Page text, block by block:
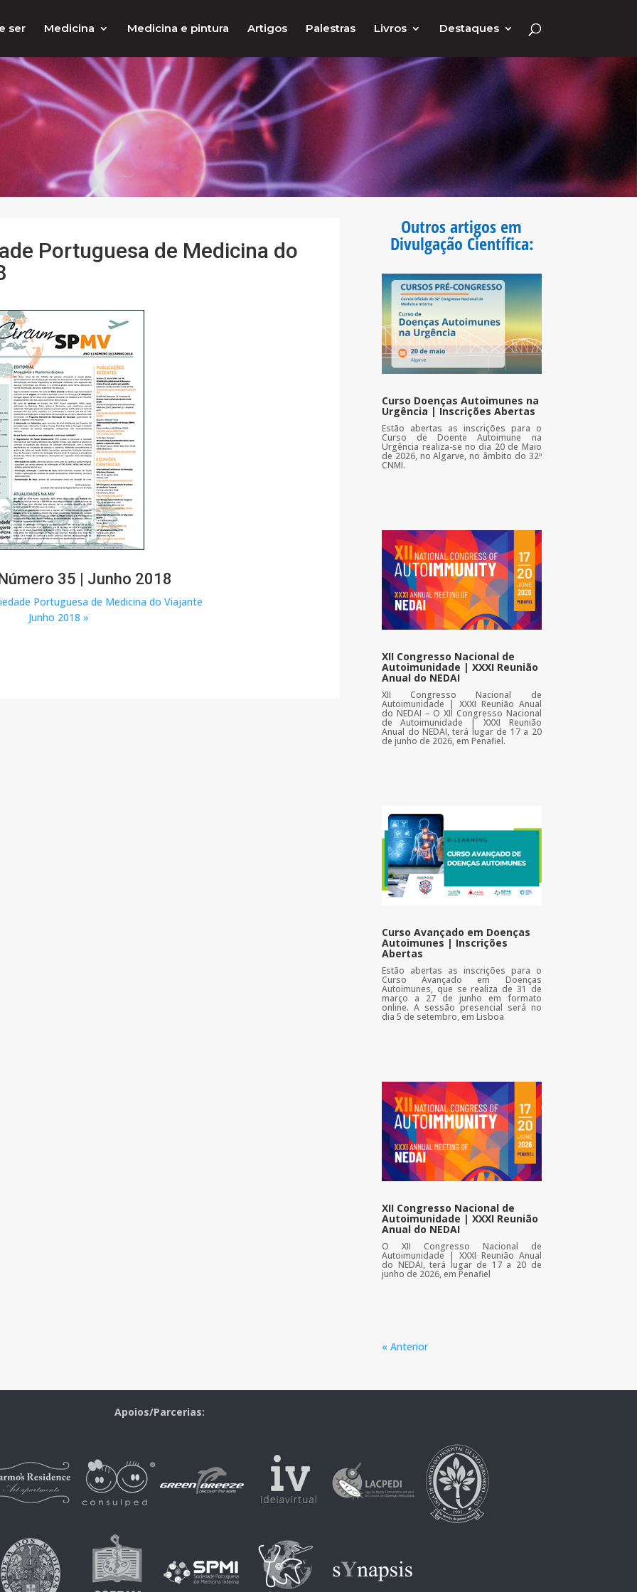
ser Medicina Medicina e pintura Artigos Palestras Livros Destaques
Portuguesa de Medicina do
35 | Junho 2018
Portuguesa de Medicina do Viajante
Junho 2018 »
Outros artigos em
Divulgação Científica:
Curso Doenças Autoimunes na
Urgência | Inscrições Abertas
Estão abertas as inscrições para o
Curso de Doente Autoimune na
Urgência realiza-se no dia 20 de Maio
de 2026, no Algarve, no âmbito do 32º
CNMI.
XII Congresso Nacional de
Autoimunidade | XXXI Reunião
Anual do NEDAI
XII Congresso Nacional de
Autoimunidade | XXXI Reunião Anual
do NEDAI – O XII Congresso Nacional
de Autoimunidade | XXXI Reunião
Anual do NEDAI, terá lugar de 17 a 20
de junho de 2026, em Penafiel.
Curso Avançado em Doenças
Autoimunes | Inscrições
Abertas
Estão abertas as inscrições para o
Curso Avançado em Doenças
Autoimunes, que se realiza de 31 de
março a 27 de junho em formato
online. A sessão presencial será no
dia 5 de setembro, em Lisboa
XII Congresso Nacional de
Autoimunidade | XXXI Reunião
Anual do NEDAI
O XII Congresso Nacional de
Autoimunidade | XXXI Reunião Anual
do NEDAI, terá lugar de 17 a 20 de
junho de 2026, em Penafiel
« Anterior
Apoios/Parcerias: